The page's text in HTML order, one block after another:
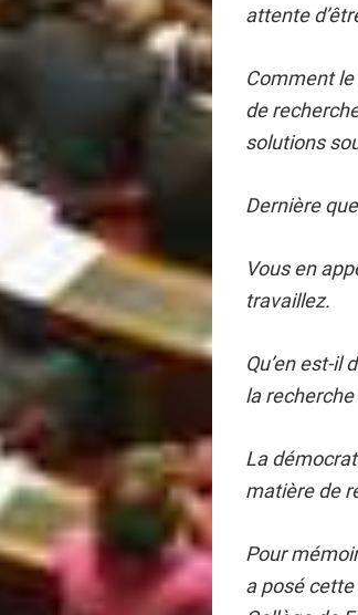
attente
Comment le
de
solutions
Dernière
Vous en
travaillez.
Qu’en est-il
la
La
matière de
Pour
a posé